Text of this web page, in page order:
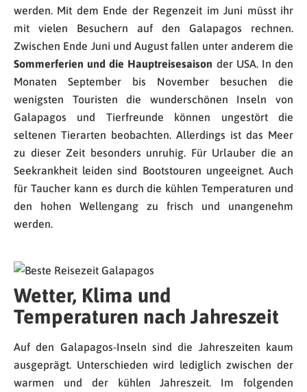
werden. Mit dem Ende der Regenzeit im Juni müsst ihr
mit vielen Besuchern auf den Galapagos rechnen.
Zwischen Ende Juni und August fallen unter anderem die
Sommerferien und die Hauptreisesaison der USA. In den
Monaten September bis November besuchen die
wenigsten Touristen die wunderschönen Inseln von
Galapagos und Tierfreunde können ungestört die
seltenen Tierarten beobachten. Allerdings ist das Meer
zu dieser Zeit besonders unruhig. Für Urlauber die an
Seekrankheit leiden sind Bootstouren ungeeignet. Auch
für Taucher kann es durch die kühlen Temperaturen und
den hohen Wellengang zu frisch und unangenehm
werden.
Wetter, Klima und
Temperaturen nach Jahreszeit
Auf den Galapagos-Inseln sind die Jahreszeiten kaum
ausgeprägt. Unterschieden wird lediglich zwischen der
warmen und der kühlen Jahreszeit. Im folgenden